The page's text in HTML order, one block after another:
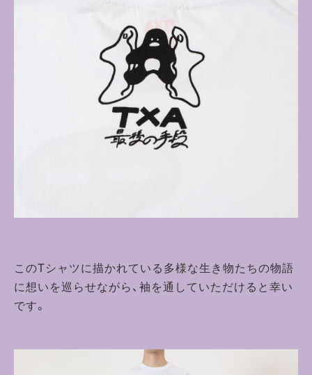
このTシャツに描かれている多様な生き物たちの物語
に想いを巡らせながら、袖を通していただけると幸い
です。